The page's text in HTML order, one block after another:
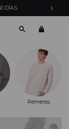
ENVÍOS EXPRESS EN
Remeras